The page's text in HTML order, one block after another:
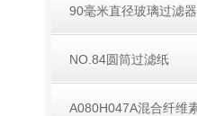
90毫米直径玻璃过滤器
NO.84圆筒过滤纸